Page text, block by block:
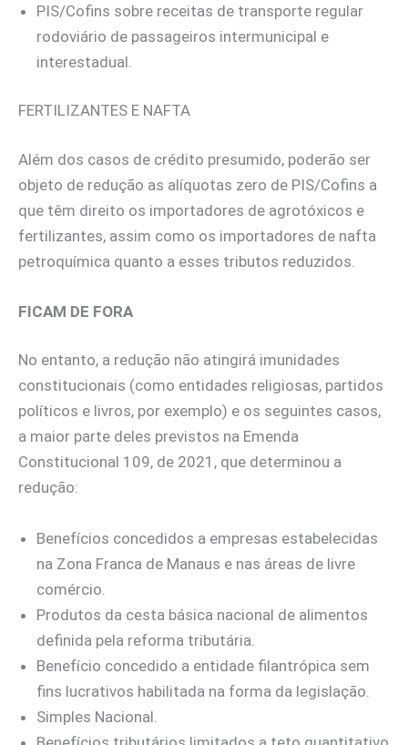
PIS/Cofins sobre receitas de transporte regular
rodoviário de passageiros intermunicipal e
interestadual.
FERTILIZANTES E NAFTA
Além dos casos de crédito presumido, poderão ser
objeto de redução as alíquotas zero de PIS/Cofins a
que têm direito os importadores de agrotóxicos e
fertilizantes, assim como os importadores de nafta
petroquímica quanto a esses tributos reduzidos.
FICAM DE FORA
No entanto, a redução não atingirá imunidades
constitucionais (como entidades religiosas, partidos
políticos e livros, por exemplo) e os seguintes casos,
a maior parte deles previstos na Emenda
Constitucional 109, de 2021, que determinou a
redução:
Benefícios concedidos a empresas estabelecidas
na Zona Franca de Manaus e nas áreas de livre
comércio.
Produtos da cesta básica nacional de alimentos
definida pela reforma tributária.
Benefício concedido a entidade filantrópica sem
fins lucrativos habilitada na forma da legislação.
Simples Nacional.